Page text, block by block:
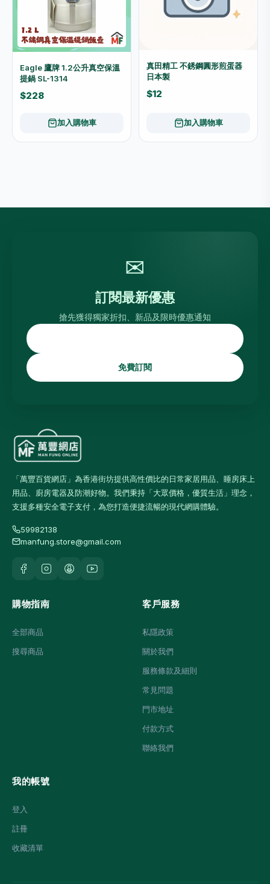
Eagle 鷹牌 1.2公升真空保溫
提鍋 SL-1314
$228
加入購物車
真田精工 不銹鋼圓形煎蛋器
日本製
$12
加入購物車
✉
訂閱最新優惠
搶先獲得獨家折扣、新品及限時優惠通知
免費訂閱
「萬豐百貨網店」為香港街坊提供高性價比的日常家居用品、睡房床上
用品、廚房電器及防潮好物。我們秉持「大眾價格，優質生活」理念，
支援多種安全電子支付，為您打造便捷流暢的現代網購體驗。
59982138
manfung.store@gmail.com
購物指南
全部商品
搜尋商品
客戶服務
私隱政策
關於我們
服務條款及細則
常見問題
門市地址
付款方式
聯絡我們
我的帳號
登入
註冊
收藏清單